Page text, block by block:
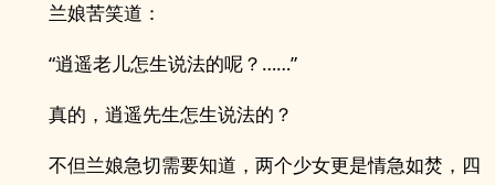
兰娘苦笑道：
“逍遥老儿怎生说法的呢？……”
真的，逍遥先生怎生说法的？
不但兰娘急切需要知道，两个少女更是情急如焚，四